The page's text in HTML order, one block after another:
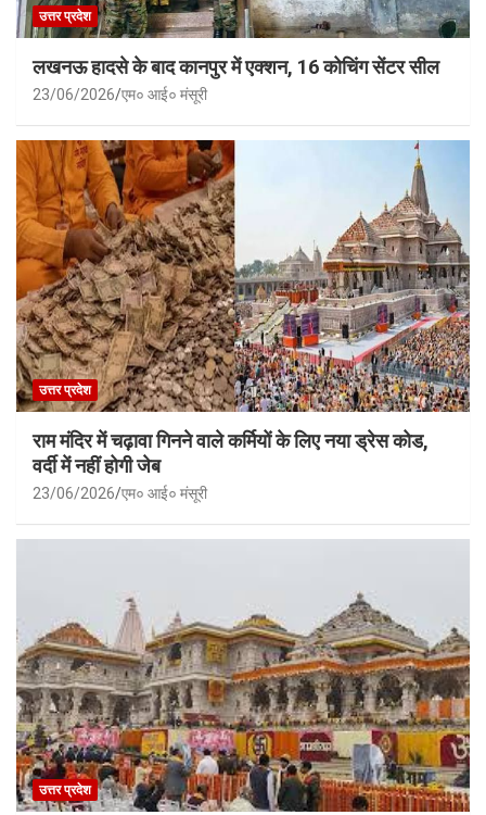
उत्तर प्रदेश
लखनऊ हादसे के बाद कानपुर में एक्शन, 16 कोचिंग सेंटर सील
23/06/2026 एम० आई० मंसूरी
उत्तर प्रदेश
राम मंदिर में चढ़ावा गिनने वाले कर्मियों के लिए नया ड्रेस कोड,
वर्दी में नहीं होगी जेब
23/06/2026 एम० आई० मंसूरी
उत्तर प्रदेश